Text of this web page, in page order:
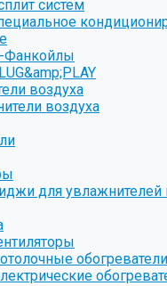
систем
Фанкойлы
воздуха
воздуха
для увлажнителей
обогреватели